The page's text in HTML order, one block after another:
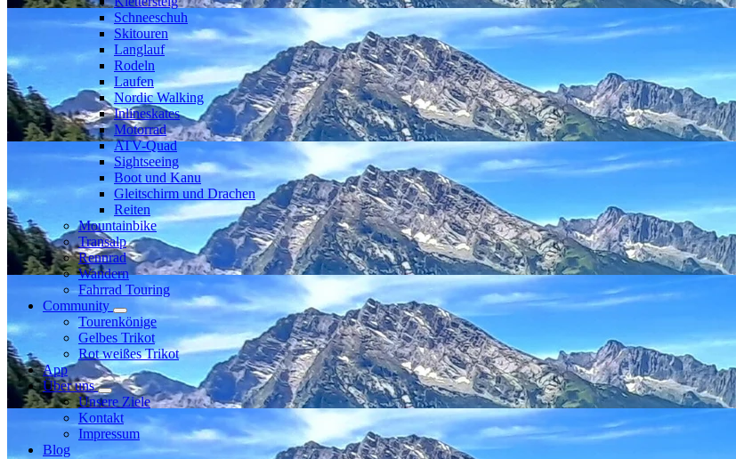
Schneeschuh
Skitouren
Langlauf
Rodeln
Laufen
Nordic Walking
Inlineskates
Motorrad
ATV-Quad
Sightseeing
Boot und Kanu
Gleitschirm und Drachen
Reiten
Mountainbike
Transalp
Rennrad
Wandern
Fahrrad Touring
Community
Tourenkönige
Gelbes Trikot
Rot weißes Trikot
App
Über uns
Unsere Ziele
Kontakt
Impressum
Blog